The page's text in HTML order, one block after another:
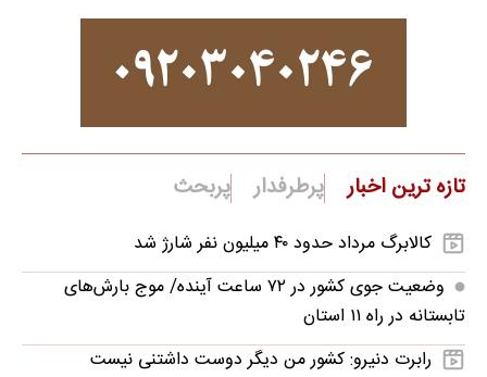
تازه ترین اخبار پرطرفدار پربحث
کالابرگ مرداد حدود ۴۰‌ میلیون نفر شارژ شد
وضعیت جوی کشور در ۷۲ ساعت آینده/ موج بارش‌های
تابستانه در راه ۱۱ استان
رابرت دنیرو: کشور من دیگر دوست داشتنی نیست